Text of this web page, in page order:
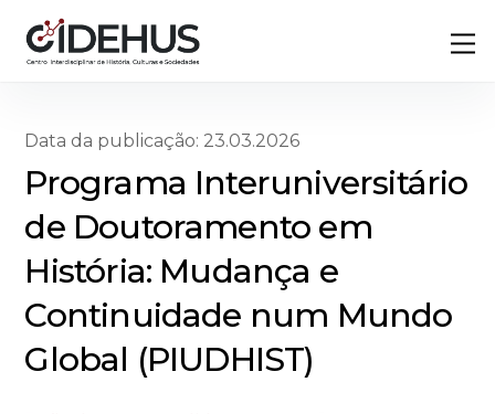
content
Data da publicação: 23.03.2026
Programa Interuniversitário
de Doutoramento em
História: Mudança e
Continuidade num Mundo
Global (PIUDHIST)